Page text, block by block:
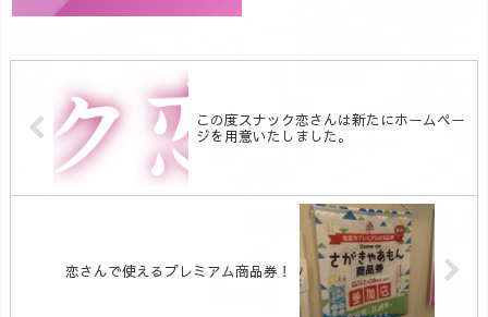
この度スナック恋さんは新たにホームペー
ジを用意いたしました。
恋さんで使えるプレミアム商品券！